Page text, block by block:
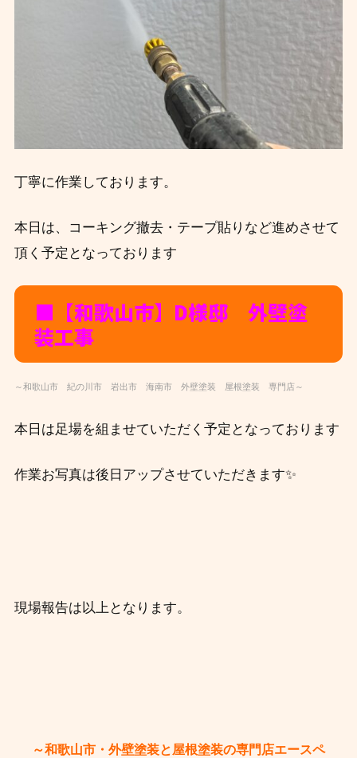
丁寧に作業しております。
本日は、コーキング撤去・テープ貼りなど進めさせて
頂く予定となっております
■【和歌山市】D様邸 外壁塗
装工事
～和歌山市 紀の川市 岩出市 海南市 外壁塗装 屋根塗装 専門店～
本日は足場を組ませていただく予定となっております
作業お写真は後日アップさせていただきます✨
現場報告は以上となります。
～和歌山市・外壁塗装と屋根塗装の専門店エースペ